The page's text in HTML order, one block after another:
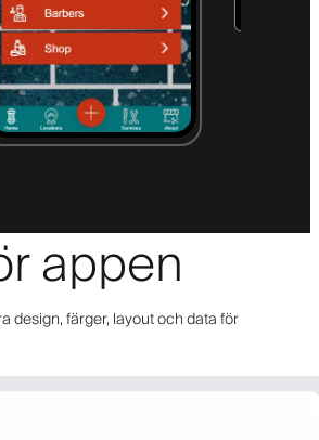
appen
design, färger, layout och data för